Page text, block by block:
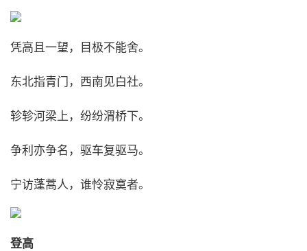
凭高且一望，目极不能舍。
东北指青门，西南见白社。
轸轸河梁上，纷纷渭桥下。
争利亦争名，驱车复驱马。
宁访蓬蒿人，谁怜寂寞者。
登高